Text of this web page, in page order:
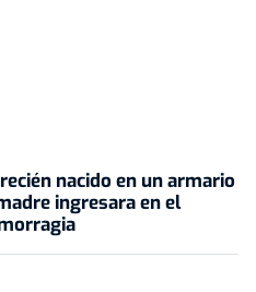
nacido en un armario
ingresara en el